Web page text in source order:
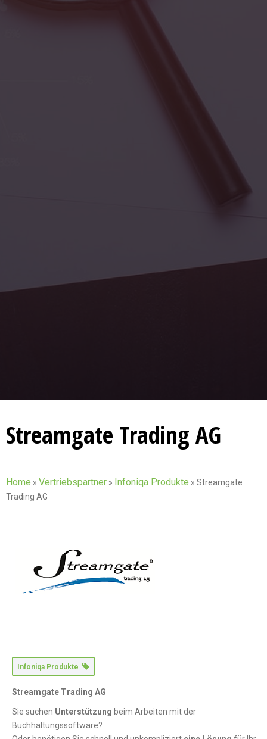
Streamgate Trading AG
Home » Vertriebspartner » Infoniqa Produkte » Streamgate
Trading AG
Infoniqa Produkte
Streamgate Trading AG
Sie suchen Unterstützung beim Arbeiten mit der
Buchhaltungssoftware?